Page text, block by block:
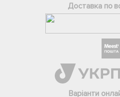
Доставка по
Варіанти